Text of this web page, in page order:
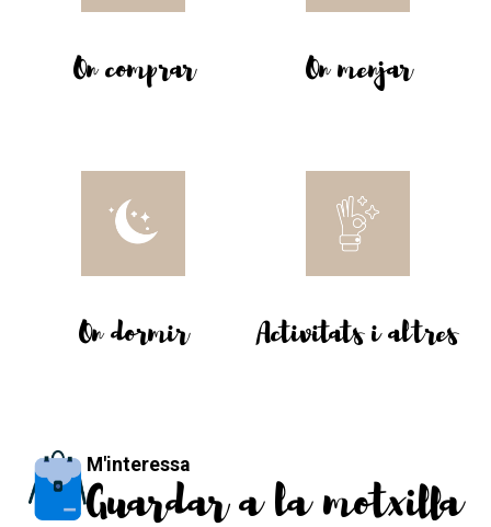
On comprar On menjar
On dormir Activitats i altres
M'interessa
Guardar a la motxilla